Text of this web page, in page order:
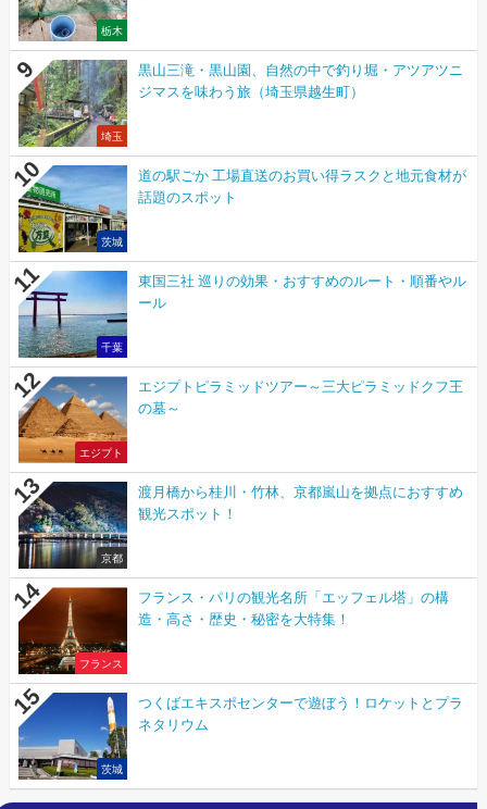
栃木
埼玉
黒山三滝・黒山園、自然の中で釣り堀・アツアツニ
ジマスを味わう旅（埼玉県越生町）
茨城
道の駅ごか 工場直送のお買い得ラスクと地元食材が
話題のスポット
千葉
東国三社 巡りの効果・おすすめのルート・順番やル
ール
エジプト
エジプトピラミッドツアー～三大ピラミッドクフ王
の墓～
京都
渡月橋から桂川・竹林、京都嵐山を拠点におすすめ
観光スポット！
フランス
フランス・パリの観光名所「エッフェル塔」の構
造・高さ・歴史・秘密を大特集！
茨城
つくばエキスポセンターで遊ぼう！ロケットとプラ
ネタリウム